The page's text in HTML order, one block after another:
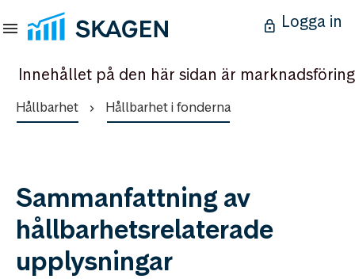
Logga in
Innehållet på den här sidan är marknadsföring
Hållbarhet Hållbarhet i fonderna
Sammanfattning av
hållbarhetsrelaterade
upplysningar